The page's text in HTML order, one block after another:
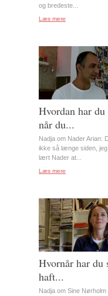
og bredeste...
Læs mere
Hvordan har du
når du...
Nadja om Nader Arian:
ikke så længe siden,
lært Nader at...
Læs mere
Hvornår har du
haft...
Nadja om Sine